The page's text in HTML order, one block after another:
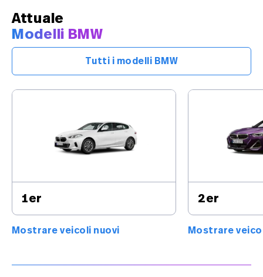
Attuale
Modelli BMW
Tutti i modelli BMW
1er
Mostrare veicoli nuovi
2er
Mostrare